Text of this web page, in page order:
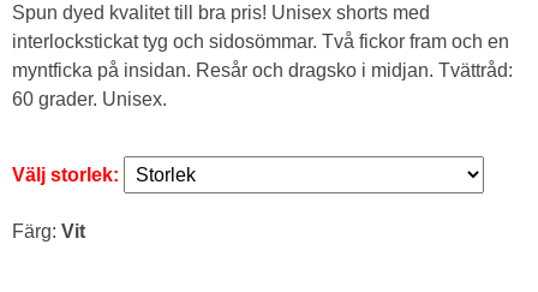
Spun dyed kvalitet till bra pris! Unisex shorts med
interlockstickat tyg och sidosömmar. Två fickor fram och en
myntficka på insidan. Resår och dragsko i midjan. Tvättråd:
60 grader. Unisex.
Välj storlek:
Färg: Vit